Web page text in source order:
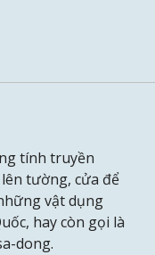
tính truyền
tường, cửa để
vật dụng
hay còn gọi là
dong.